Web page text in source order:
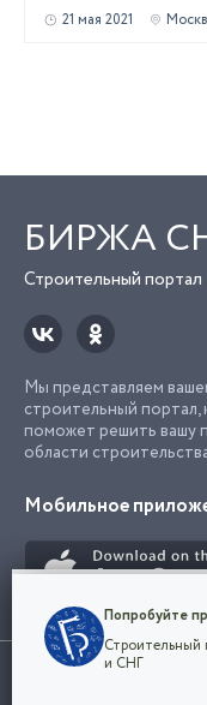
21 мая 2021
БИРЖА
Строительный портал
Мы представляем
строительный
поможет решить вашу
области
Мобильное
Использование сайта, в
марки представленные на
Мы используем
наш сайт удобным
Попробуйте
Строительный
и СНГ